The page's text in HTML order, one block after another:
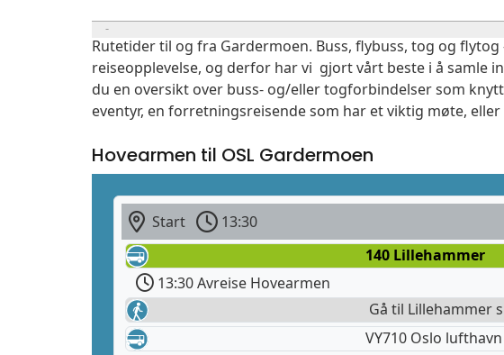
Rutetider til og fra Gardermoen. Buss, flybuss, tog og
reiseopplevelse, og derfor har vi gjort vårt beste i å samle
du en oversikt over buss- og/eller togforbindelser som
eventyr, en forretningsreisende som har et viktig møte,
Hovearmen til OSL Gardermoen
Start 13:30
140 Lillehammer
13:30 Avreise Hovearmen
Gå til Lillehammer
VY710 Oslo lufthavn